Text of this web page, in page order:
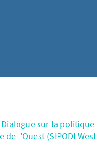
sur la politique
de l'Ouest (SIPODI